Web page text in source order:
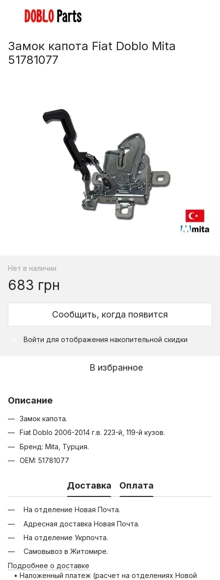
Замок капота Fiat Doblo Mita
51781077
Нет в наличии
683 грн
Сообщить, когда появится
Войти для отображения накопительной скидки
В избранное
Описание
Замок капота.
Fiat Doblo 2006-2014 г.в. 223-й, 119-й кузов.
Бренд: Mita, Турция.
OEM: 51781077
Доставка Оплата
На отделение Новая Почта.
Адресная доставка Новая Почта.
На отделение Укрпочта.
Самовывоз в Житомире.
Подробнее о доставке
• Наложенный платеж (расчет на отделениях Новой